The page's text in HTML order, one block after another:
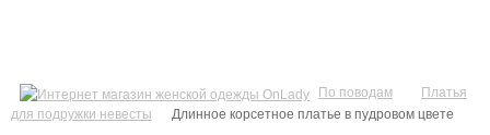
По поводам
Платья
для подружки невесты
Длинное корсетное платье в пудровом цвете